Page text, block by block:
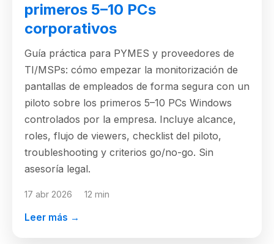
primeros 5–10 PCs
corporativos
Guía práctica para PYMES y proveedores de
TI/MSPs: cómo empezar la monitorización de
pantallas de empleados de forma segura con un
piloto sobre los primeros 5–10 PCs Windows
controlados por la empresa. Incluye alcance,
roles, flujo de viewers, checklist del piloto,
troubleshooting y criterios go/no-go. Sin
asesoría legal.
17 abr 2026 12 min
Leer más →